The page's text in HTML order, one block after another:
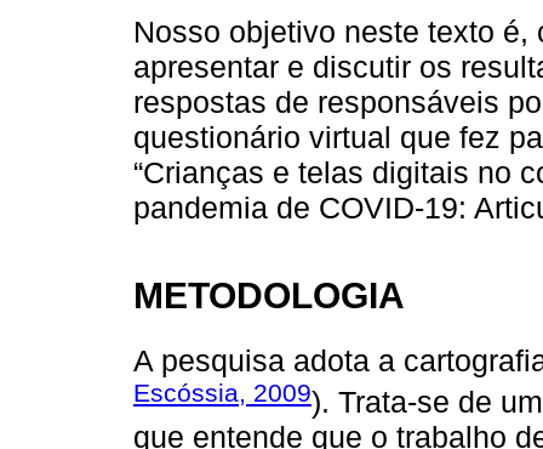
Nosso objetivo neste texto
apresentar e discutir os
respostas de responsáveis
questionário virtual que fez
“Crianças e telas digitais no
pandemia de COVID-19:
METODOLOGIA
A pesquisa adota a
Escóssia, 2009). Trata-se de
que entende que o trabalho